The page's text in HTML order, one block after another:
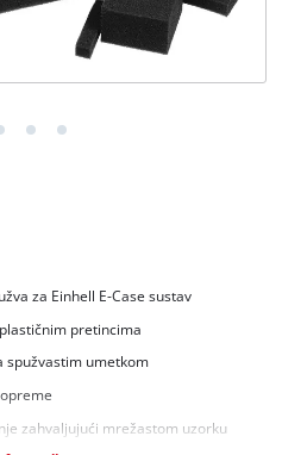
za Einhell E-Case sustav
pretincima
spužvastim umetkom
zahvaljujući mrežastom uzorku